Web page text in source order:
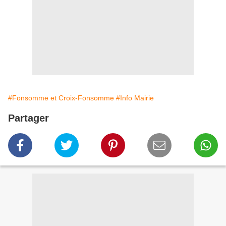
#Fonsomme et Croix-Fonsomme #Info Mairie
Partager